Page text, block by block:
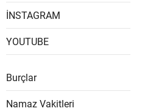
İNSTAGRAM
YOUTUBE
Burçlar
Namaz Vakitleri